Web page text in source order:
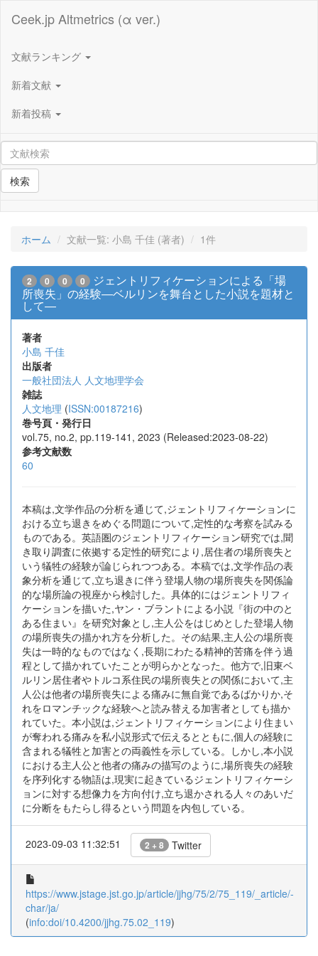
Ceek.jp Altmetrics (α ver.)
文献ランキング
新着文献
新着投稿
検索
ホーム 文献一覧: 小島 千佳 (著者) 1件
2 0 0 0
ジェントリフィケーションによる「場
所喪失」の経験―ベルリンを舞台とした小説を題材と
して―
著者
小島 千佳
出版者
一般社団法人 人文地理学会
雑誌
人文地理 (ISSN:00187216)
巻号頁・発行日
vol.75, no.2, pp.119-141, 2023 (Released:2023-08-22)
参考文献数
60
本稿は,文学作品の分析を通じて,ジェントリフィケーションに
おける立ち退きをめぐる問題について,定性的な考察を試みる
ものである。英語圏のジェントリフィケーション研究では,聞
き取り調査に依拠する定性的研究により,居住者の場所喪失と
いう犠牲の経験が論じられつつある。本稿では,文学作品の表
象分析を通じて,立ち退きに伴う登場人物の場所喪失を関係論
的な場所論の視座から検討した。具体的にはジェントリフィ
ケーションを描いた,ヤン・ブラントによる小説『街の中のと
ある住まい』を研究対象とし,主人公をはじめとした登場人物
の場所喪失の描かれ方を分析した。その結果,主人公の場所喪
失は一時的なものではなく,長期にわたる精神的苦痛を伴う過
程として描かれていたことが明らかとなった。他方で,旧東ベ
ルリン居住者やトルコ系住民の場所喪失との関係において,主
人公は他者の場所喪失による痛みに無自覚であるばかりか,そ
れをロマンチックな経験へと読み替える加害者としても描か
れていた。本小説は,ジェントリフィケーションにより住まい
が奪われる痛みを私小説形式で伝えるとともに,個人の経験に
含まれる犠牲と加害との両義性を示している。しかし,本小説
における主人公と他者の痛みの描写のように,場所喪失の経験
を序列化する物語は,現実に起きているジェントリフィケーシ
ョンに対する想像力を方向付け,立ち退かされる人々のあいだ
に分断をもたらし得るという問題を内包している。
2023-09-03 11:32:51 2 + 8 Twitter
https://www.jstage.jst.go.jp/article/jjhg/75/2/75_119/_article/-
char/ja/
(info:doi/10.4200/jjhg.75.02_119)